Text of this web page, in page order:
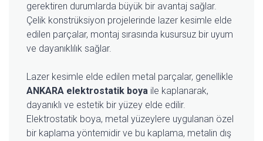
gerektiren durumlarda büyük bir avantaj sağlar.
Çelik konstrüksiyon projelerinde lazer kesimle elde
edilen parçalar, montaj sırasında kusursuz bir uyum
ve dayanıklılık sağlar.
Lazer kesimle elde edilen metal parçalar, genellikle
ANKARA elektrostatik boya ile kaplanarak,
dayanıklı ve estetik bir yüzey elde edilir.
Elektrostatik boya, metal yüzeylere uygulanan özel
bir kaplama yöntemidir ve bu kaplama, metalin dış